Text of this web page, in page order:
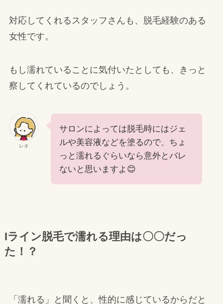
対応してくれるスタッフさんも、脱毛経験のある
女性です。
もし濡れていることに気付いたとしても、きっと
察してくれているのでしょう。
レオ
サロンによっては脱毛時にはジェ
ルや美容液などを塗るので、ちょ
っと濡れるぐらいなら意外とバレ
ないと思いますよ😊
Iライン脱毛で濡れる理由は〇〇だっ
た！？
「濡れる」と聞くと、性的に感じているからだと